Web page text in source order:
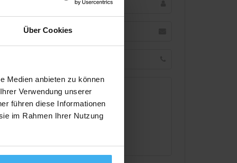
Über Cookies
Medien anbieten zu können
Verwendung unserer
führen diese Informationen
im Rahmen Ihrer Nutzung